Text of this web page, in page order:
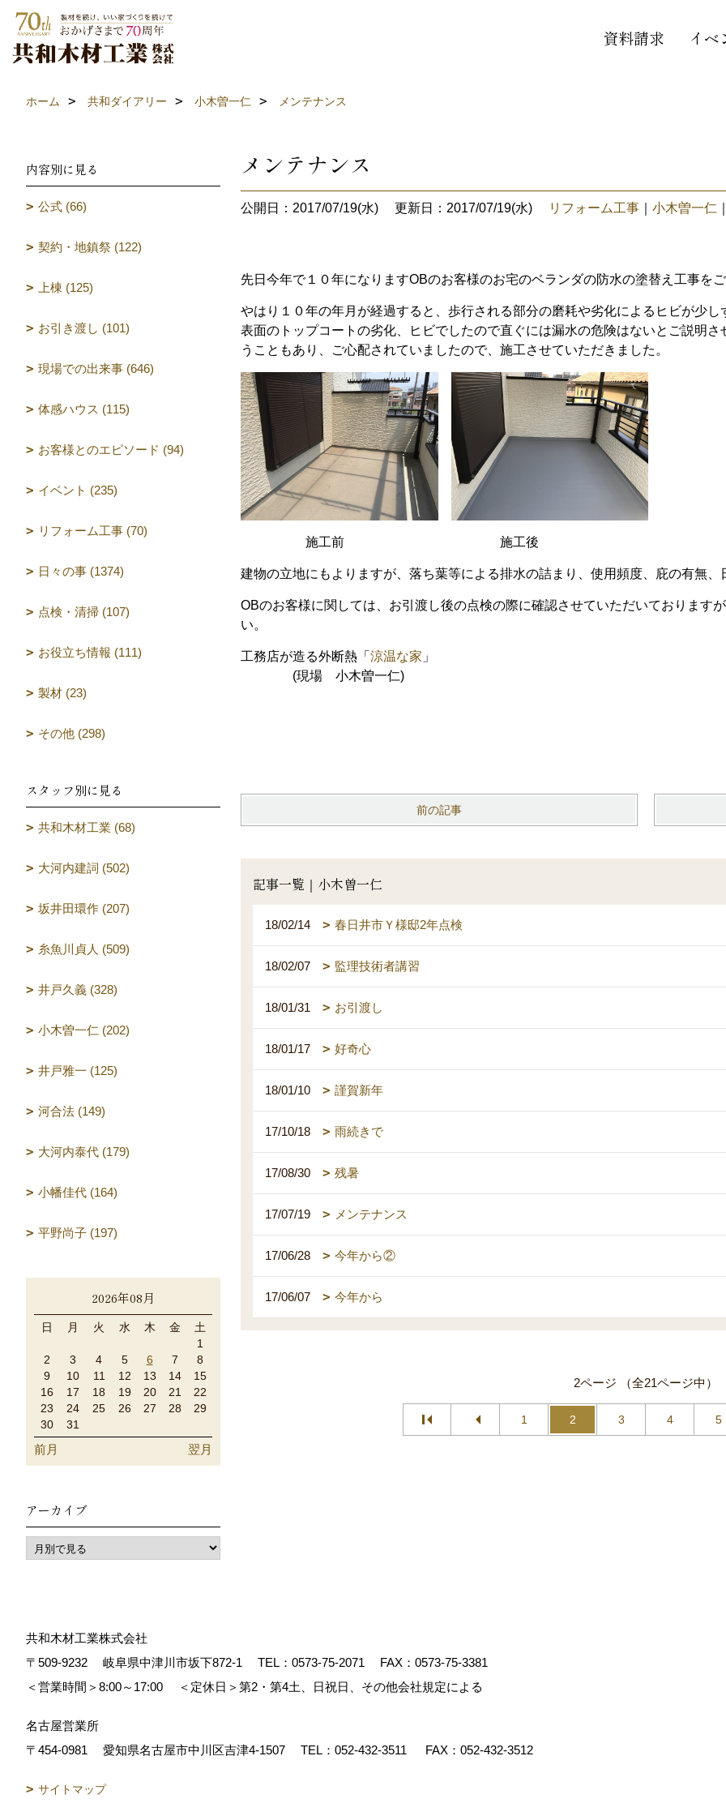
資料請求 イベ
ホーム 共和ダイアリー 小木曽一仁 メンテナンス
メンテナンス
公開日：2017/07/19(水) 更新日：2017/07/19(水) リフォーム工事 小木曽一仁
先日今年で１０年になりますOBのお客様のお宅のベランダの防水の塗替え工事を
やはり１０年の年月が経過すると、歩行される部分の磨耗や劣化によるヒビが少
表面のトップコートの劣化、ヒビでしたので直ぐには漏水の危険はないとご説明
うこともあり、ご心配されていましたので、施工させていただきました。
施工前 施工後
建物の立地にもよりますが、落ち葉等による排水の詰まり、使用頻度、庇の有無
OBのお客様に関しては、お引渡し後の点検の際に確認させていただいております
い。
工務店が造る外断熱「 涼温な家 」
(現場 小木曽一仁)
前の記事
記事一覧｜小木曽一仁
18/02/14 春日井市Ｙ様邸2年点検
18/02/07 監理技術者講習
18/01/31 お引渡し
18/01/17 好奇心
18/01/10 謹賀新年
17/10/18 雨続きで
17/08/30 残暑
17/07/19 メンテナンス
17/06/28 今年から②
17/06/07 今年から
2ページ （全21ページ中）
1 2 3 4 5
内容別に見る
公式 (66)
契約・地鎮祭 (122)
上棟 (125)
お引き渡し (101)
現場での出来事 (646)
体感ハウス (115)
お客様とのエピソード (94)
イベント (235)
リフォーム工事 (70)
日々の事 (1374)
点検・清掃 (107)
お役立ち情報 (111)
製材 (23)
その他 (298)
スタッフ別に見る
共和木材工業 (68)
大河内建詞 (502)
坂井田環作 (207)
糸魚川貞人 (509)
井戸久義 (328)
小木曽一仁 (202)
井戸雅一 (125)
河合法 (149)
大河内泰代 (179)
小幡佳代 (164)
平野尚子 (197)
2026年08月
日 月 火 水 木 金
土
1
2
3 4 5 6 7
8
9
10 11 12 13 14
15
16
17 18 19 20 21
22
23
24 25 26 27 28
29
30
31
前月 翌月
アーカイブ
共和木材工業株式会社
〒509-9232
岐阜県中津川市坂下872‐1 TEL： 0573-75-2071
FAX：0573-75-3381
＜営業時間＞8:00～17:00
＜定休日＞第2・第4土、日祝日、その他会社規定による
名古屋営業所
〒454-0981
愛知県名古屋市中川区吉津4-1507 TEL： 052-432-3511 FAX：052-432-3512
サイトマップ